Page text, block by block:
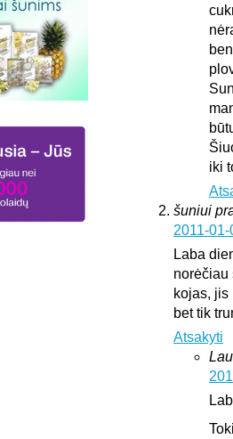
iki
šuniui
2011-
Laba
norėčiau
kojas,
bet tik
Atsakyti